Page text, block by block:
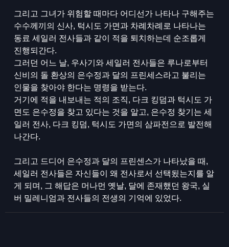
그리고 그녀가 위험할 때마다 어디선가 나타나 구해주는
수수께끼의 신사, 턱시도 가면과 차례차례로 나타나는
동료 세일러 전사들과 같이 적을 퇴치하는데 순조롭게
진행되간다.
그러던 어느 날, 우사기와 세일러 전사들은 루나로부터
신비의 돌 환상의 은수정과 달의 프린세스라고 불리는
인물을 찾아야 한다는 명령을 받는다.
거기에 적을 내보내는 적의 조직, 다크 킹덤과 턱시도 가
면도 은수정을 찾고 있다는 것을 알고, 은수정 찾기는 세
일러 전사, 다크 킹덤, 턱시도 가면의 삼파전으로 발전해
나간다.
그리고 드디어 은수정과 달의 프린센스가 나타났을 때,
세일러 전사들은 자신들이 왜 전사로서 선택됬는지를 알
게 되며, 그 해답은 머나먼 옛날, 달에 존재했던 왕국, 실
버 밀레니엄과 전사들의 전생의 기억에 있었다.